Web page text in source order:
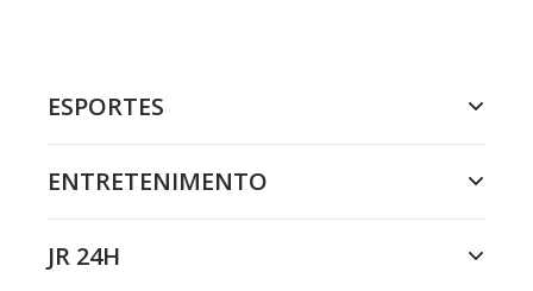
ESPORTES
ENTRETENIMENTO
JR 24H